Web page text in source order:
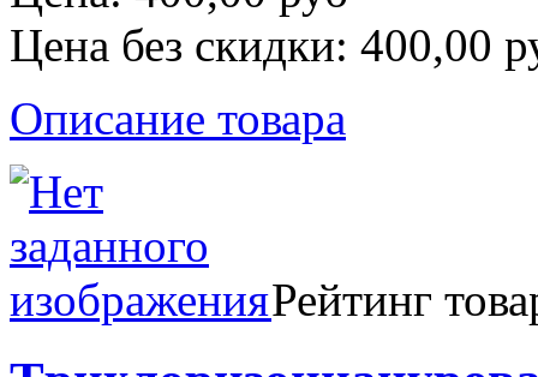
Цена без скидки: 400,00
Описание товара
Рейтинг